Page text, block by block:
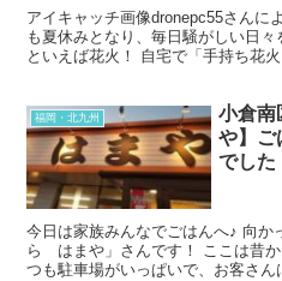
アイキャッチ画像dronepc55さんに
も夏休みとなり、毎日騒がしい日
といえば花火！ 自宅で「手持ち花
福岡・北九州
小倉南
や】ご
でした
今日は家族みんなでごはんへ♪ 向か
ら はまや」さんです！ ここは昔
つも駐車場がいっぱいで、お客さ